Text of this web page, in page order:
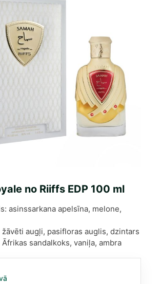
no Riiffs EDP 100 ml
asinssarkana apelsīna, melone,
augļi, pasifloras auglis, dzintars
Āfrikas sandalkoks, vaniļa, ambra